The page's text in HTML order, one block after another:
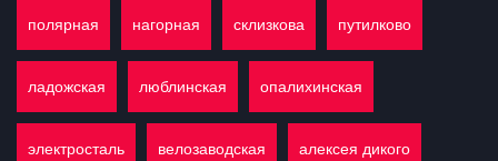
полярная нагорная склизкова путилково
ладожская люблинская опалихинская
электросталь велозаводская алексея дикого